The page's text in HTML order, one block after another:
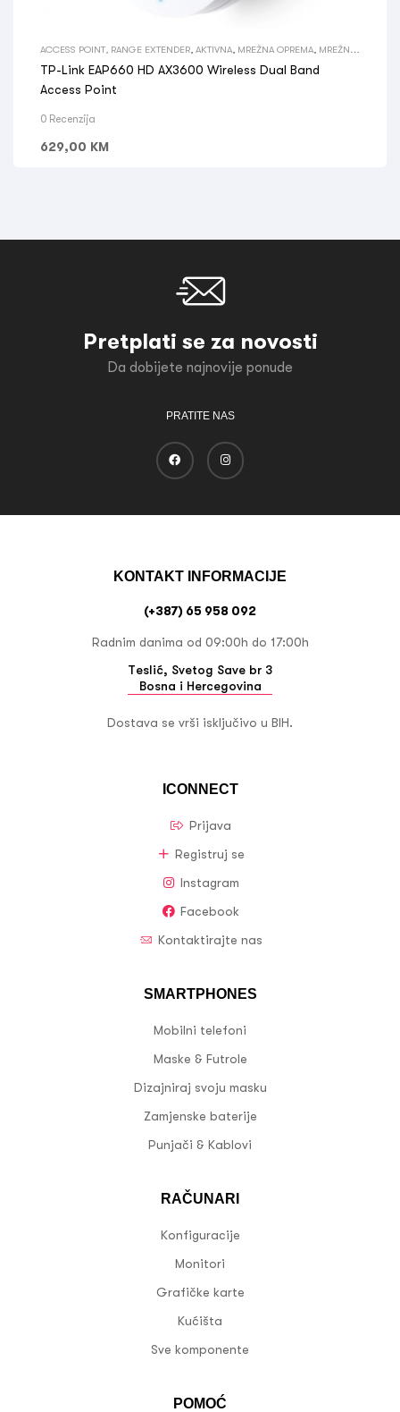
ACCESS POINT, RANGE EXTENDER AKTIVNA MREŽNA OPREMA MREŽNA
TP-Link EAP660 HD AX3600 Wireless Dual Band
Access Point
0 Recenzija
629,00 KM
Pretplati se za novosti
Da dobijete najnovije ponude
PRATITE NAS
ICONNECT
Prijava
Registruj se
Instagram
Facebook
Kontaktirajte nas
SMARTPHONES
Mobilni telefoni
Maske & Futrole
Dizajniraj svoju masku
Zamjenske baterije
Punjači & Kablovi
RAČUNARI
Konfiguracije
Monitori
Grafičke karte
Kućišta
Sve komponente
POMOĆ
KONTAKT INFORMACIJE
(+387) 65 958 092
Radnim danima od 09:00h do 17:00h
Teslić, Svetog Save br 3
Bosna i Hercegovina
Dostava se vrši isključivo u BIH.